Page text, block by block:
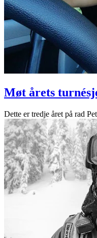
Møt årets
Dette er tredje året på rad